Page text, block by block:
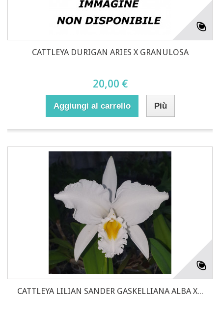
CATTLEYA DURIGAN ARIES X GRANULOSA
20,00 €
Aggiungi al carrello Più
CATTLEYA LILIAN SANDER GASKELLIANA ALBA X...